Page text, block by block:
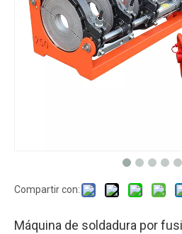
Compartir con:
Máquina de soldadura por